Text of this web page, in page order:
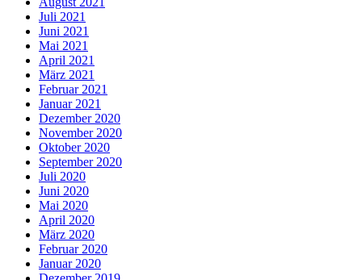
Juli 2021
Juni 2021
Mai 2021
April 2021
März 2021
Februar 2021
Januar 2021
Dezember 2020
November 2020
Oktober 2020
September 2020
Juli 2020
Juni 2020
Mai 2020
April 2020
März 2020
Februar 2020
Januar 2020